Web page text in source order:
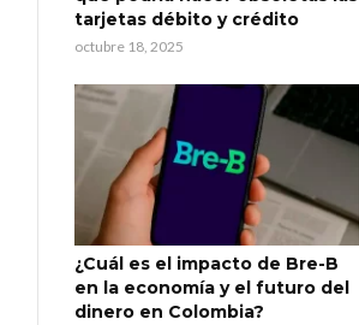
tarjetas débito y crédito
octubre 18, 2025
¿Cuál es el impacto de Bre-B
en la economía y el futuro del
dinero en Colombia?